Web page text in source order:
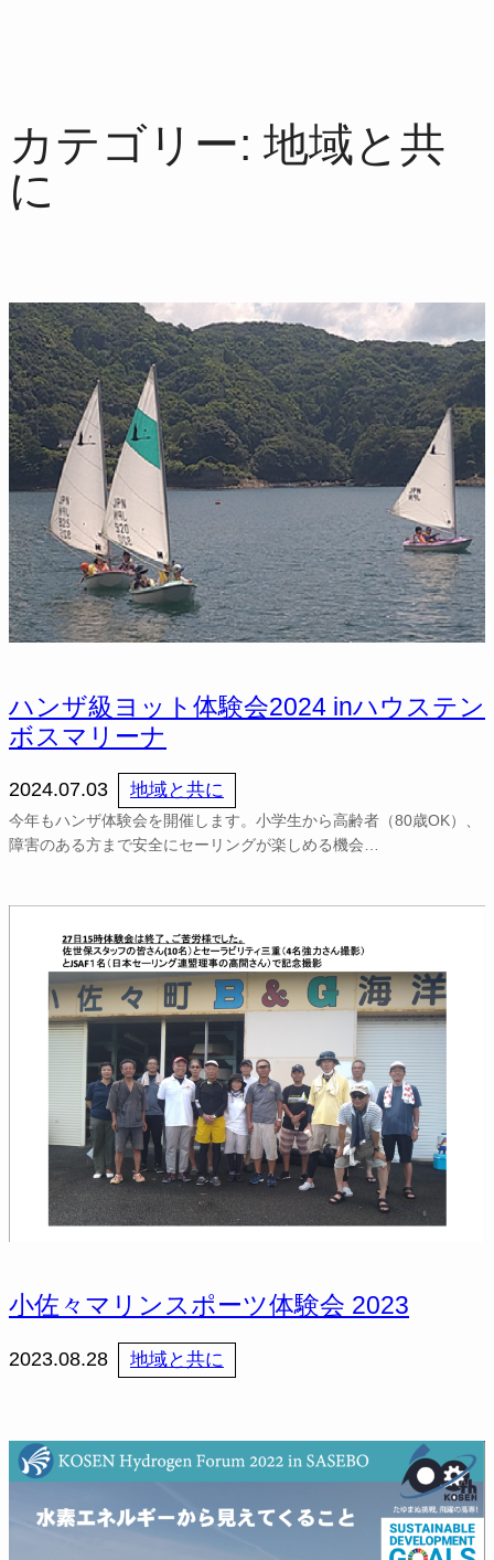
キ
ッ
プ
カテゴリー: 地域と共
に
ハンザ級ヨット体験会2024 inハウステン
ボスマリーナ
2024.07.03 地域と共に
今年もハンザ体験会を開催します。小学生から高齢者（80歳OK）、
障害のある方まで安全にセーリングが楽しめる機会…
小佐々マリンスポーツ体験会 2023
2023.08.28 地域と共に